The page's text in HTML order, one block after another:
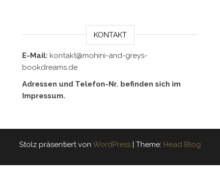
KONTAKT
E-Mail: kontakt@mohini-and-greys-
bookdreams.de
Adressen und Telefon-Nr. befinden sich im
Impressum.
Stolz präsentiert von WordPress | Theme: Head Blog